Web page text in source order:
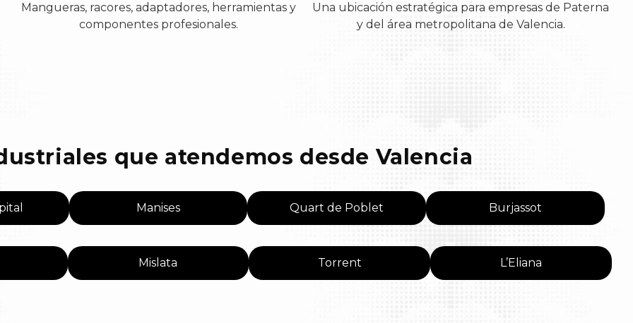
Mangueras, racores, adaptadores, herramientas y
componentes profesionales.
Una ubicación estratégica para empresas de Paterna
y del área metropolitana de Valencia.
que atendemos desde Valencia
Manises Quart de Poblet Burjassot
Mislata Torrent L’Eliana